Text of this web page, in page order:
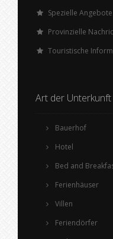
Spezielle Angebote
Provinzielle
Touristische
Art der Unterkunft
Bauerhof
Hotel
Bed and
Ferienhäuser
Villen
Feriendörfer